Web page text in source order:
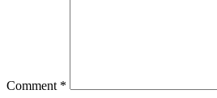
Comment *